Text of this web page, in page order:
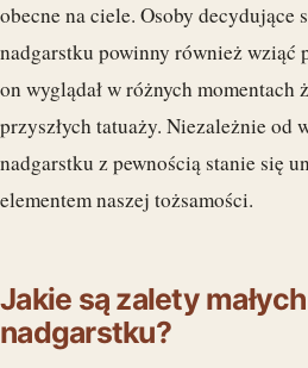
obecne na ciele. Osoby decydujące
nadgarstku powinny również wziąć
on wyglądał w różnych momentach
przyszłych tatuaży. Niezależnie od
nadgarstku z pewnością stanie się
elementem naszej tożsamości.
Jakie są zalety
nadgarstku?